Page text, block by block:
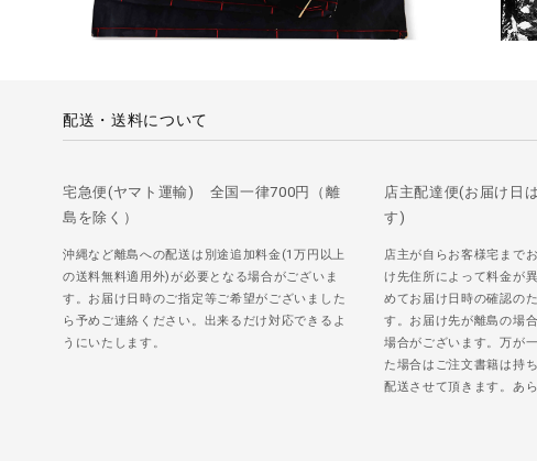
配送・送料について
宅急便(ヤマト運輸) 全国一律700円（離
島を除く）
沖縄など離島への配送は別途追加料金(1万円以上
の送料無料適用外)が必要となる場合がございま
す。お届け日時のご指定等ご希望がございました
ら予めご連絡ください。出来るだけ対応できるよ
うにいたします。
店主配達便(お届け日
す)
店主が自らお客様宅まで
け先住所によって料金が
めてお届け日時の確認の
す。お届け先が離島の場
場合がございます。万が
た場合はご注文書籍は持
配送させて頂きます。あ